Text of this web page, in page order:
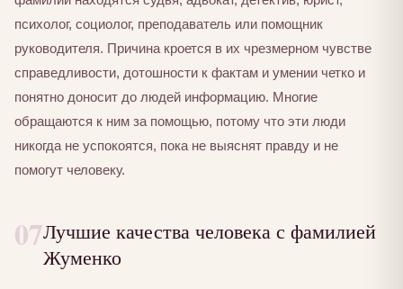
психолог, социолог, преподаватель или помощник
руководителя. Причина кроется в их чрезмерном чувстве
справедливости, дотошности к фактам и умении четко и
понятно доносит до людей информацию. Многие
обращаются к ним за помощью, потому что эти люди
никогда не успокоятся, пока не выяснят правду и не
помогут человеку.
07Лучшие качества человека с фамилией
Жуменко